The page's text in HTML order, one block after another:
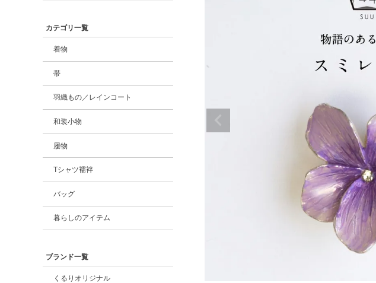
カテゴリ一覧
着物
帯
羽織もの／レインコート
和装小物
履物
Tシャツ襦袢
バッグ
暮らしのアイテム
ブランド一覧
くるりオリジナル